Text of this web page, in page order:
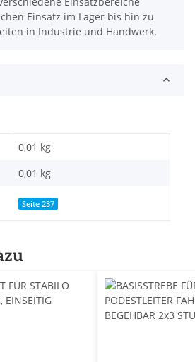
Einsatz im Lager bis hin zu
in Industrie und Handwerk.
0,01 kg
0,01 kg
Seite 237